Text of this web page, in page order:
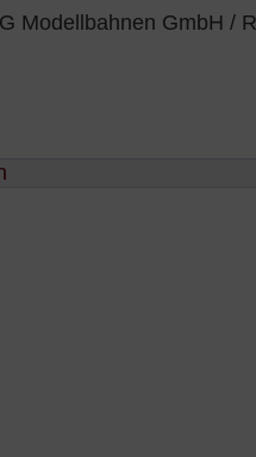
Modellbahnen GmbH /